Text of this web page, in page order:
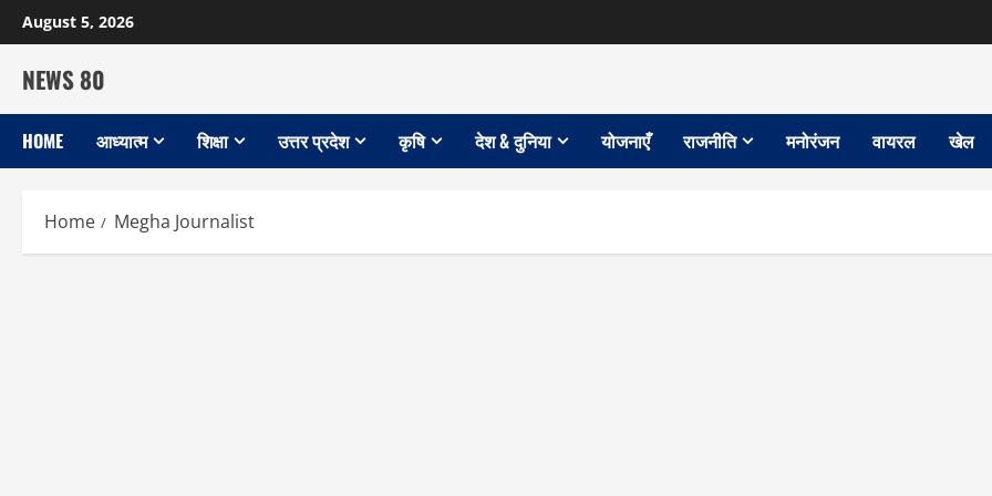
Skip
to
content
August 5, 2026
NEWS 80
HOME आध्यात्म शिक्षा उत्तर प्रदेश कृषि देश & दुनिया योजनाएँ राजनीति मनोरंजन वायरल खेल
Home Megha Journalist